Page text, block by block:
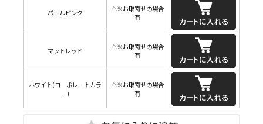
パールピンク
△※お取寄せの場合
有
マットレッド
△※お取寄せの場合
有
ホワイト(コーポレートカラ
ー)
△※お取寄せの場合
有